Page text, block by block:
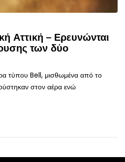
Αττική – Ερευνώνται
των δύο
τύπου Bell, μισθωμένα από το
στον αέρα ενώ